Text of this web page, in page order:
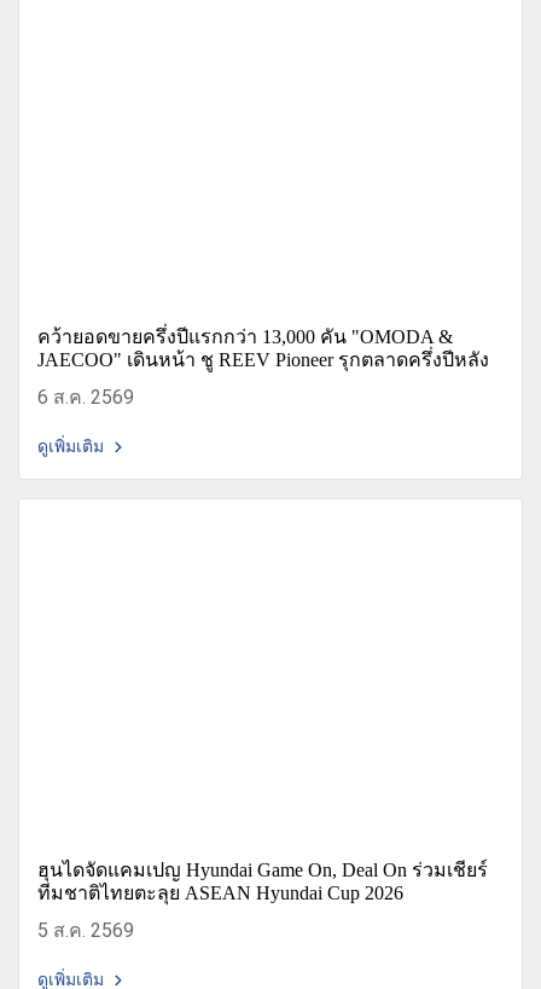
คว้ายอดขายครึ่งปีแรกกว่า 13,000 คัน "OMODA &
JAECOO" เดินหน้า ชู REEV Pioneer รุกตลาดครึ่งปีหลัง
6 ส.ค. 2569
ดูเพิ่มเติม
ฮุนไดจัดแคมเปญ Hyundai Game On, Deal On ร่วมเชียร์
ทีมชาติไทยตะลุย ASEAN Hyundai Cup 2026
5 ส.ค. 2569
ดูเพิ่มเติม